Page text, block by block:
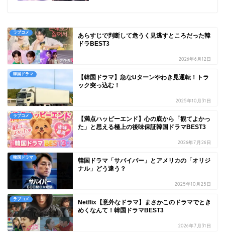
ラブコメ
あらすじで判断して危うく見逃すところだった韓
ドラBEST3
2026年6月12日
韓国ドラマ
【韓国ドラマ】急なUターンやわき見運転！トラ
ック突っ込む！
2025年10月31日
ラブコメ
【満点ハッピーエンド】心の底から「観てよかっ
た」と思える極上の後味保証韓国ドラマBEST3
2026年7月26日
韓国ドラマ
韓国ドラマ「サバイバー」とアメリカの「オリジ
ナル」どう違う？
2025年10月25日
ラブコメ
Netflix【意外なドラマ】まさかこのドラマでとき
めくなんて！韓国ドラマBEST3
2026年7月31日